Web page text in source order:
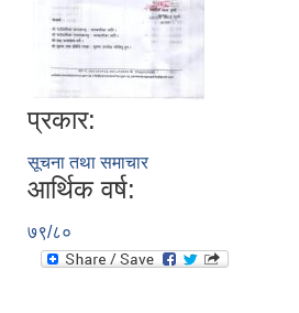
प्रकार:
सूचना तथा समाचार
आर्थिक वर्ष:
७९/८०